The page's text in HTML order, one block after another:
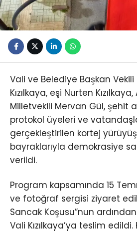
Vali ve Belediye Başkan Vekili
Kızılkaya, eşi Nurten
Milletvekili Mervan Gül, şehit
protokol üyeleri ve
gerçekleştirilen kortej
bayraklarıyla demokrasiye
verildi.
Program kapsamında 15
ve fotoğraf sergisi ziyaret
Sancak Koşusu”nun ardından
Vali Kızılkaya’ya teslim edildi.